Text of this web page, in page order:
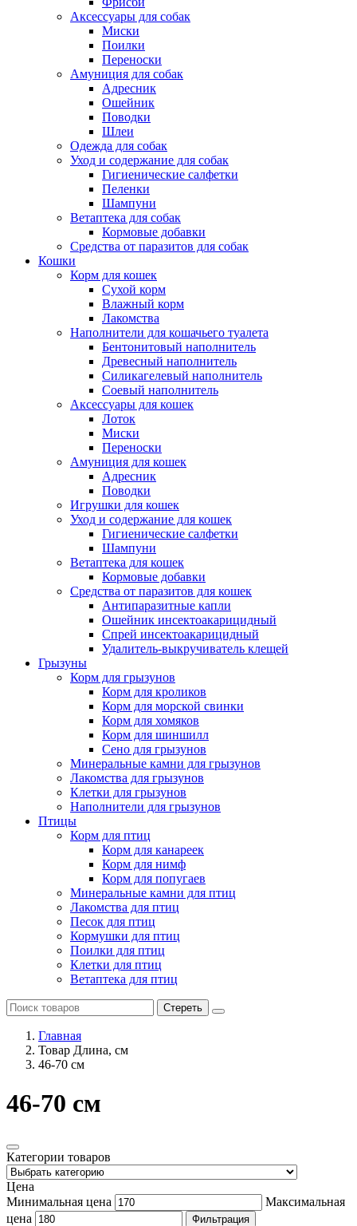
Аксессуары для собак
Миски
Поилки
Переноски
Амуниция для собак
Адресник
Ошейник
Поводки
Шлеи
Одежда для собак
Уход и содержание для собак
Гигиенические салфетки
Пеленки
Шампуни
Ветаптека для собак
Кормовые добавки
Средства от паразитов для собак
Кошки
Корм для кошек
Сухой корм
Влажный корм
Лакомства
Наполнители для кошачьего туалета
Бентонитовый наполнитель
Древесный наполнитель
Силикагелевый наполнитель
Соевый наполнитель
Аксессуары для кошек
Лоток
Миски
Переноски
Амуниция для кошек
Адресник
Поводки
Игрушки для кошек
Уход и содержание для кошек
Гигиенические салфетки
Шампуни
Ветаптека для кошек
Кормовые добавки
Средства от паразитов для кошек
Антипаразитные капли
Ошейник инсектоакарицидный
Спрей инсектоакарицидный
Удалитель-выкручиватель клещей
Грызуны
Корм для грызунов
Корм для кроликов
Корм для морской свинки
Корм для хомяков
Корм для шиншилл
Сено для грызунов
Минеральные камни для грызунов
Лакомства для грызунов
Клетки для грызунов
Наполнители для грызунов
Птицы
Корм для птиц
Корм для канареек
Корм для нимф
Корм для попугаев
Минеральные камни для птиц
Лакомства для птиц
Песок для птиц
Кормушки для птиц
Поилки для птиц
Клетки для птиц
Ветаптека для птиц
Стереть
Главная
Товар Длина, см
46-70 см
46-70 см
Категории товаров
Цена
Минимальная цена
Максимальная
цена
Фильтрация